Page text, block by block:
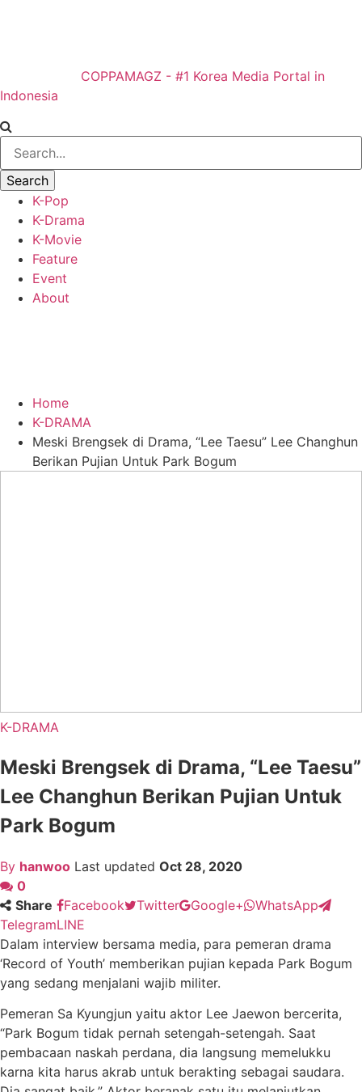
COPPAMAGZ - #1 Korea Media Portal in
Indonesia
K-Pop
K-Drama
K-Movie
Feature
Event
About
Home
K-DRAMA
Meski Brengsek di Drama, “Lee Taesu” Lee Changhun
Berikan Pujian Untuk Park Bogum
K-DRAMA
Meski Brengsek di Drama, “Lee Taesu”
Lee Changhun Berikan Pujian Untuk
Park Bogum
By hanwoo Last updated Oct 28, 2020
0
Share
Facebook Twitter Google+
WhatsApp
TelegramLINE
Dalam interview bersama media, para pemeran drama
‘Record of Youth’ memberikan pujian kepada Park Bogum
yang sedang menjalani wajib militer.
Pemeran Sa Kyungjun yaitu aktor Lee Jaewon bercerita,
“Park Bogum tidak pernah setengah-setengah. Saat
pembacaan naskah perdana, dia langsung memelukku
karna kita harus akrab untuk berakting sebagai saudara.